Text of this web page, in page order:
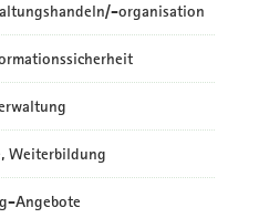
organisation
Weiterbildung
Angebote